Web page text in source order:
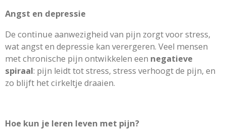
Angst en depressie
De continue aanwezigheid van pijn zorgt voor stress,
wat angst en depressie kan verergeren. Veel mensen
met chronische pijn ontwikkelen een negatieve
spiraal: pijn leidt tot stress, stress verhoogt de pijn, en
zo blijft het cirkeltje draaien.
Hoe kun je leren leven met pijn?